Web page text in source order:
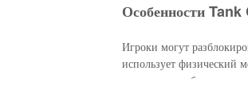
Особенности
Игроки могут
использует физический
травматизм и броню
мероприятия и